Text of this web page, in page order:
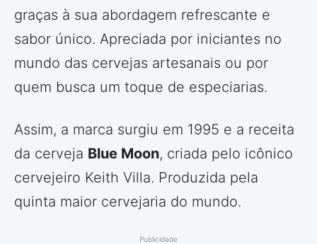
graças à sua abordagem refrescante e
sabor único. Apreciada por iniciantes no
mundo das cervejas artesanais ou por
quem busca um toque de especiarias.
Assim, a marca surgiu em 1995 e a receita
da cerveja Blue Moon, criada pelo icônico
cervejeiro Keith Villa. Produzida pela
quinta maior cervejaria do mundo.
Publicidade